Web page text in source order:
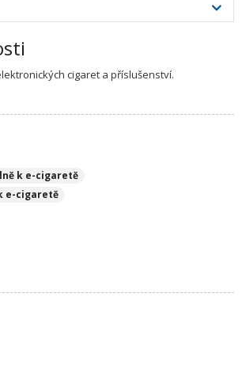
cigaret a příslušenství.
k e-cigaretě
e-cigaretě